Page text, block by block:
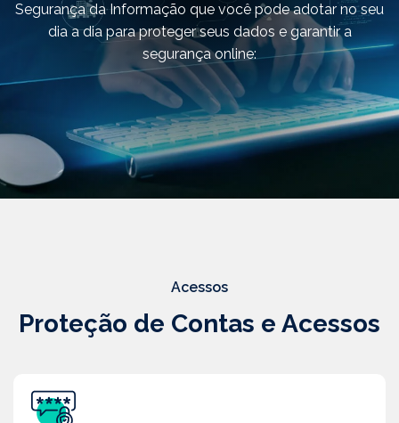
Segurança da Informação que você pode adotar no seu
dia a dia para proteger seus dados e garantir a
segurança online:
Acessos
Proteção de Contas e Acessos